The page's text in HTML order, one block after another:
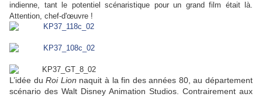
indienne, tant le potentiel scénaristique pour un grand film était là.
Attention, chef-d'œuvre !
L’idée duRoi Lion naquit à la fin des années 80, au département
scénario des Walt Disney Animation Studios. Contrairement aux